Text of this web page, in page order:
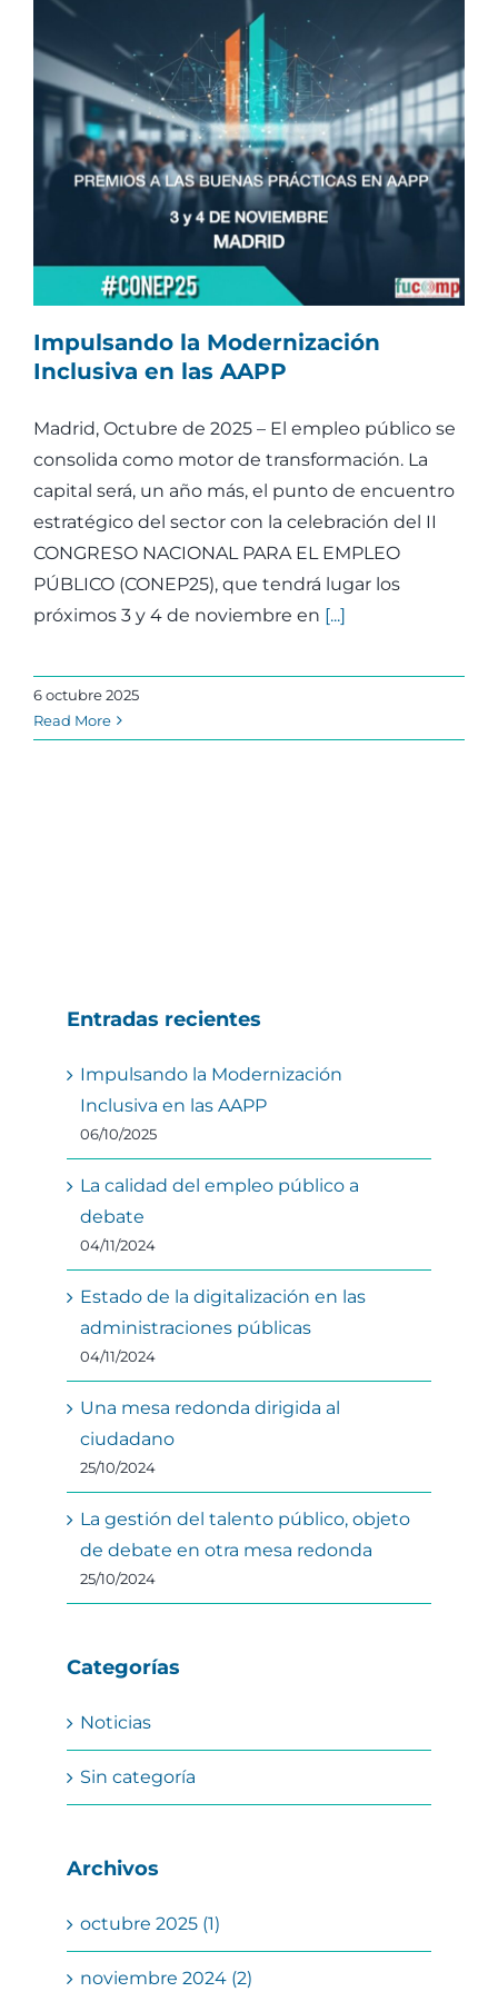
Contacto
Impulsando la Modernización
Inclusiva en las AAPP
Madrid, Octubre de 2025 – El empleo público se
consolida como motor de transformación. La
capital será, un año más, el punto de encuentro
estratégico del sector con la celebración del II
CONGRESO NACIONAL PARA EL EMPLEO
PÚBLICO (CONEP25), que tendrá lugar los
próximos 3 y 4 de noviembre en [...]
6 octubre 2025
Read More
Entradas recientes
Impulsando la Modernización
Inclusiva en las AAPP
06/10/2025
La calidad del empleo público a
debate
04/11/2024
Estado de la digitalización en las
administraciones públicas
04/11/2024
Una mesa redonda dirigida al
ciudadano
25/10/2024
La gestión del talento público, objeto
de debate en otra mesa redonda
25/10/2024
Categorías
Noticias
Sin categoría
Archivos
octubre 2025 (1)
noviembre 2024 (2)